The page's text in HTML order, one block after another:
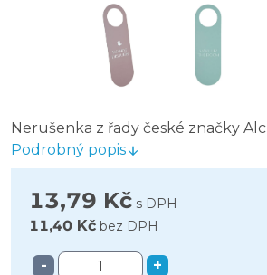
Nerušenka z řady české značky
Podrobný popis
13,79 Kč s DPH
11,40 Kč bez DPH
- +